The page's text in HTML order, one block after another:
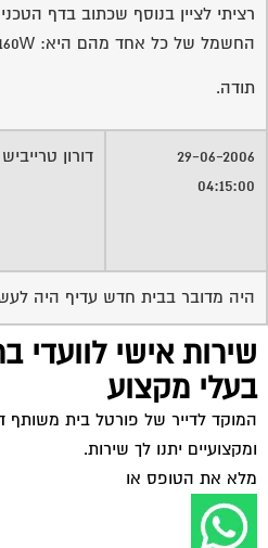
רציתי לציין בנוסף שכתוב בדף
החשמל של כל אחד מהם היא: 1160W
תודה.
29-06-2006
04:15:00
דורון טרייביש
היה מדובר בבית חדש עדיף היה
שירות אישי לוועדי
בעלי מקצוע
המוקד לדייר של פורטל בית משותף
ומקצועיים יתנו לך שירות.
מלא את הטופס אולחץ לשליחת